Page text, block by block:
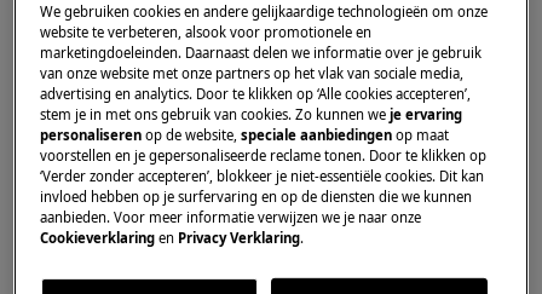
Draai de schroeven van het rechter
bovenscharnier los. Ondersteun de
(bovenste) deur met je hand. Verwijder het
bovenste scharnier, draai het om, schroef
de schroeven en de pen erop. Leg het
We gebruiken cookies en andere gelijkaardige technologieën om onze
website te verbeteren, alsook voor promotionele en
marketingdoeleinden. Daarnaast delen we informatie over je gebruik
van onze website met onze partners op het vlak van sociale media,
advertising en analytics. Door te klikken op ‘Alle cookies accepteren’,
stem je in met ons gebruik van cookies. Zo kunnen weje ervaring
personaliseren op de website,speciale aanbiedingen op maat
voorstellen en je gepersonaliseerde reclame tonen. Door te klikken op
‘Verder zonder accepteren’, blokkeer je niet-essentiële cookies. Dit kan
invloed hebben op je surfervaring en op de diensten die we kunnen
aanbieden. Voor meer informatie verwijzen we je naar onze
Cookieverklaring en Privacy Verklaring.